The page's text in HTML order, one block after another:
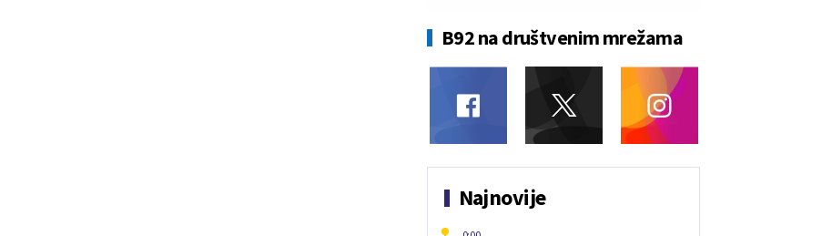
B92 na društvenim mrežama
Najnovije